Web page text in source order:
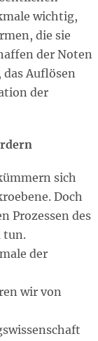
wichtig,
die sie
der Noten
das Auflösen
der
sich
Doch
Prozessen des
tun.
der
wir von